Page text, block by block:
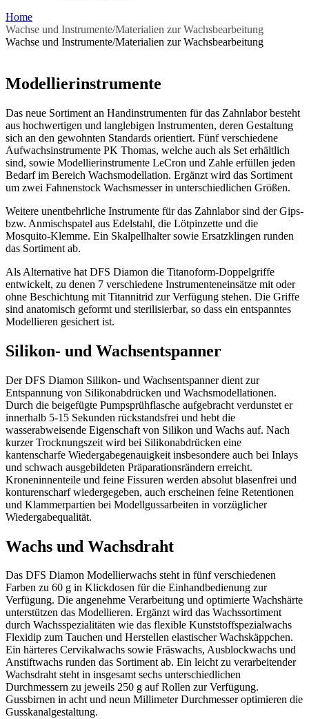
Home
Wachse und Instrumente/Materialien zur Wachsbearbeitung
Wachse und Instrumente/Materialien zur Wachsbearbeitung
Modellierinstrumente
Das neue Sortiment an Handinstrumenten für das Zahnlabor besteht
aus hochwertigen und langlebigen Instrumenten, deren Gestaltung
sich an den gewohnten Standards orientiert. Fünf verschiedene
Aufwachsinstrumente PK Thomas, welche auch als Set erhältlich
sind, sowie Modellierinstrumente LeCron und Zahle erfüllen jeden
Bedarf im Bereich Wachsmodellation. Ergänzt wird das Sortiment
um zwei Fahnenstock Wachsmesser in unterschiedlichen Größen.
Weitere unentbehrliche Instrumente für das Zahnlabor sind der Gips-
bzw. Anmischspatel aus Edelstahl, die Lötpinzette und die
Mosquito-Klemme. Ein Skalpellhalter sowie Ersatzklingen runden
das Sortiment ab.
Als Alternative hat DFS Diamon die Titanoform-Doppelgriffe
entwickelt, zu denen 7 verschiedene Instrumenteneinsätze mit oder
ohne Beschichtung mit Titannitrid zur Verfügung stehen. Die Griffe
sind anatomisch geformt und sterilisierbar, so dass ein entspanntes
Modellieren gesichert ist.
Silikon- und Wachsentspanner
Der DFS Diamon Silikon- und Wachsentspanner dient zur
Entspannung von Silikonabdrücken und Wachsmodellationen.
Durch die beigefügte Pumpsprühflasche aufgebracht verdunstet er
innerhalb 5-15 Sekunden rückstandsfrei und hebt die
wasserabweisende Eigenschaft von Silikon und Wachs auf. Nach
kurzer Trocknungszeit wird bei Silikonabdrücken eine
kantenscharfe Wiedergabegenauigkeit insbesondere auch bei Inlays
und schwach ausgebildeten Präparationsrändern erreicht.
Kroneninnenteile und feine Fissuren werden absolut blasenfrei und
konturenscharf wiedergegeben, auch erscheinen feine Retentionen
und Klammerpartien bei Modellgussarbeiten in vorzüglicher
Wiedergabequalität.
Wachs und Wachsdraht
Das DFS Diamon Modellierwachs steht in fünf verschiedenen
Farben zu 60 g in Klickdosen für die Einhandbedienung zur
Verfügung. Die angenehme Verarbeitung und optimierte Wachshärte
unterstützen das Modellieren. Ergänzt wird das Wachssortiment
durch Wachsspezialitäten wie das flexible Kunststoffspezialwachs
Flexidip zum Tauchen und Herstellen elastischer Wachskäppchen.
Ein härteres Cervikalwachs sowie Fräswachs, Ausblockwachs und
Anstiftwachs runden das Sortiment ab. Ein leicht zu verarbeitender
Wachsdraht steht in insgesamt sechs unterschiedlichen
Durchmessern zu jeweils 250 g auf Rollen zur Verfügung.
Gussbirnen in acht und neun Millimeter Durchmesser optimieren die
Gusskanalgestaltung.